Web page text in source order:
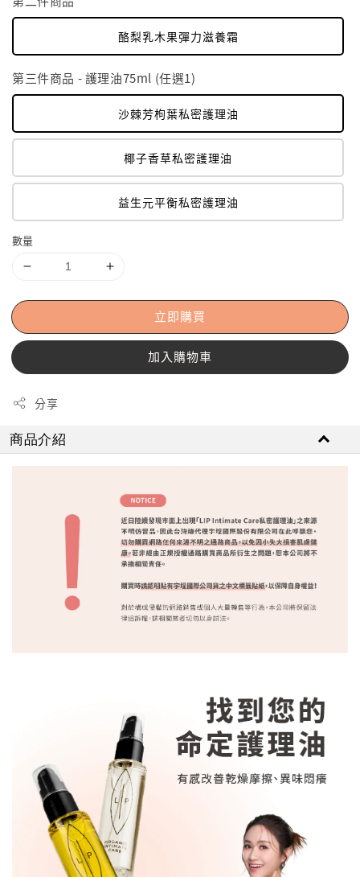
酪梨乳木果彈力滋養霜
第三件商品 - 護理油75ml (任選1)
沙棘芳枸葉私密護理油
椰子香草私密護理油
益生元平衡私密護理油
數量
立即購買
加入購物車
分享
商品介紹